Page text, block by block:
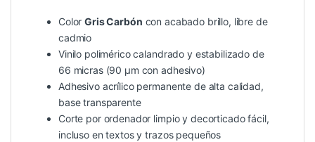
ColorGris Carbón con acabado brillo, libre de
cadmio
Vinilo polimérico calandrado y estabilizado de
66 micras (90 µm con adhesivo)
Adhesivo acrílico permanente de alta calidad,
base transparente
Corte por ordenador limpio y decorticado fácil,
incluso en textos y trazos pequeños